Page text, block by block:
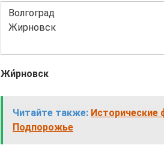
Волгоград
Жирновск
Жи́рновск
Читайте также: Исторические
Подпорожье